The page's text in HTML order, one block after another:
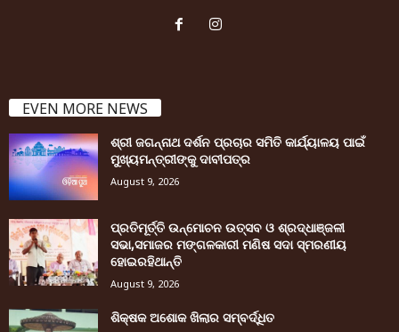
EVEN MORE NEWS
ଶ୍ରୀ ଜଗନ୍ନାଥ ଦର୍ଶନ ପ୍ରଚାର ସମିତି କାର୍ଯ୍ୟାଳୟ ପାଇଁ
ମୁଖ୍ୟମନ୍ତ୍ରୀଙ୍କୁ ଦାବୀପତ୍ର
August 9, 2026
ପ୍ରତିମୂର୍ତ୍ତି ଉନ୍ମୋଚନ ଉତ୍ସବ ଓ ଶ୍ରଦ୍ଧାଞ୍ଜଳୀ
ସଭା,ସମାଜର ମଙ୍ଗଳକାରୀ ମଣିଷ ସଦା ସ୍ମରଣୀୟ
ହୋଇରହିଥାନ୍ତି
August 9, 2026
ଶିକ୍ଷକ ଅଶୋକ ଖିଲାର ସମ୍ବର୍ଦ୍ଧିତ